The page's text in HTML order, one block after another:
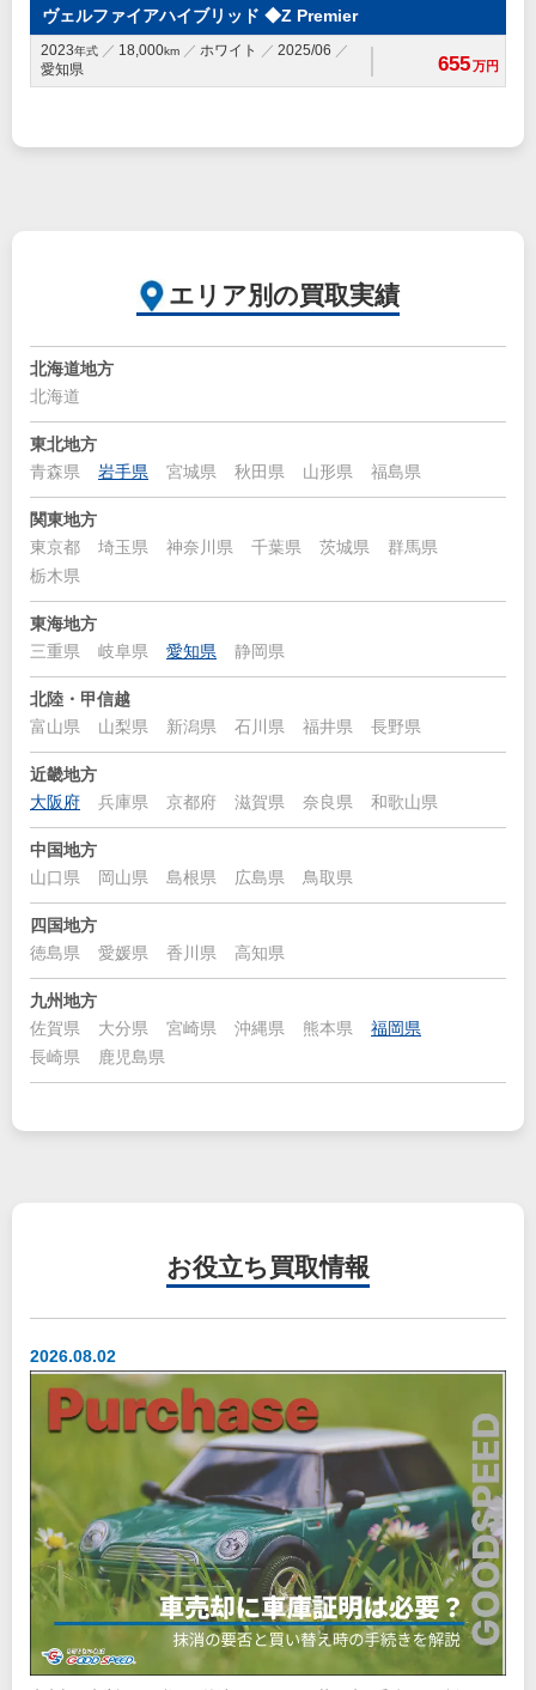
ヴェルファイアハイブリッド ◆Z Premier
2023年式 18,000km ホワイト
2025/06
愛知県
655万円
エリア別の買取実績
北海道地方
北海道
東北地方
青森県
岩手県 宮城県 秋田県 山形県 福島県
関東地方
東京都
埼玉県 神奈川県 千葉県 茨城県
群馬県
栃木県
東海地方
三重県
岐阜県 愛知県 静岡県
北陸・甲信越
富山県
山梨県 新潟県 石川県 福井県 長野県
近畿地方
大阪府
兵庫県 京都府 滋賀県 奈良県 和歌山県
中国地方
山口県
岡山県 島根県 広島県 鳥取県
四国地方
徳島県
愛媛県 香川県 高知県
九州地方
佐賀県
大分県 宮崎県 沖縄県 熊本県
福岡県
長崎県
鹿児島県
お役立ち 買取情報
2026.08.02